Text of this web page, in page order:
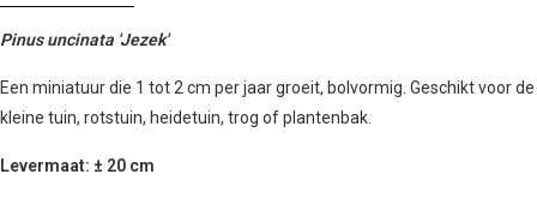
Pinus uncinata 'Jezek'
Een miniatuur die 1 tot 2 cm per jaar groeit, bolvormig. Geschikt voor de
kleine tuin, rotstuin, heidetuin, trog of plantenbak.
Levermaat: ± 20 cm